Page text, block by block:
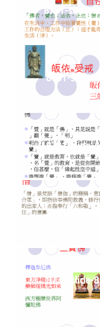
8731-slide-12
8731-slide-2
8731-slide-4
8731-slide-6
8731-slide-8